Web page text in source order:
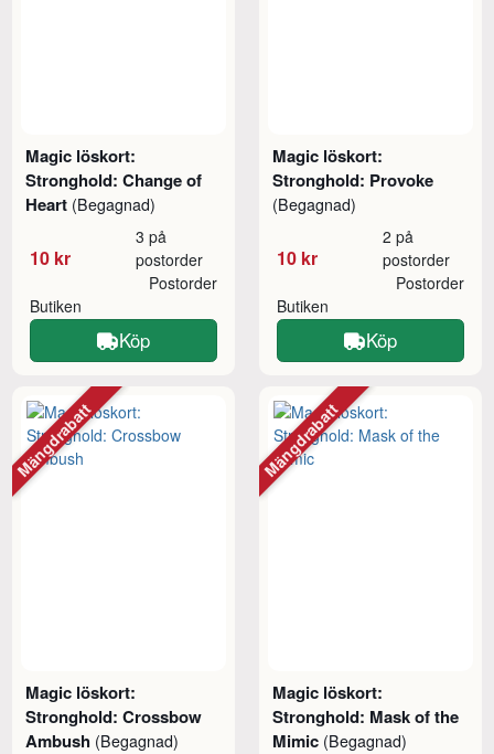
Magic löskort:
Stronghold: Change of
Heart (Begagnad)
10 kr
3 på
postorder
Butiken
Postorder
Köp
Magic löskort:
Stronghold: Provoke
(Begagnad)
10 kr
2 på
postorder
Butiken
Postorder
Köp
Magic löskort:
Stronghold: Crossbow
Ambush (Begagnad)
Mängdrabatt
Magic löskort:
Stronghold: Mask of the
Mimic (Begagnad)
Mängdrabatt